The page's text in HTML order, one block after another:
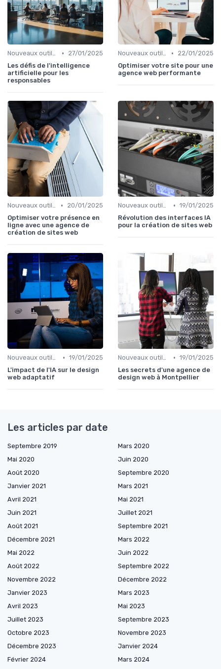
Nouveaux outils et logiciels •
27/01/2025
Les défis de l'intelligence
artificielle pour les
responsables
Nouveaux outils et logiciels •
22/01/2025
Optimiser votre site pour une
agence web performante
Nouveaux outils et logiciels •
20/01/2025
Optimiser votre présence en
ligne avec une agence de
création de sites web
Nouveaux outils et logiciels • 19/01/2025
Révolution des interfaces IA
pour la création de sites web
Nouveaux outils et logiciels • 19/01/2025
L'impact de l'IA sur le design
web adaptatif
Nouveaux outils et logiciels • 19/01/2025
Les secrets d'une agence de
design web à Montpellier
Les articles par date
Septembre 2019
Mars 2020
Mai 2020
Juin 2020
Août 2020
Septembre 2020
Janvier 2021
Mars 2021
Avril 2021
Mai 2021
Juin 2021
Juillet 2021
Août 2021
Septembre 2021
Décembre 2021
Mars 2022
Mai 2022
Juin 2022
Août 2022
Septembre 2022
Novembre 2022
Décembre 2022
Janvier 2023
Mars 2023
Avril 2023
Mai 2023
Juillet 2023
Septembre 2023
Octobre 2023
Novembre 2023
Décembre 2023
Janvier 2024
Février 2024
Mars 2024